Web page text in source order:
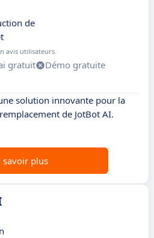
de
avis utilisateurs
gratuit
Démo gratuite
solution innovante pour la
de JotBot AI.
savoir plus